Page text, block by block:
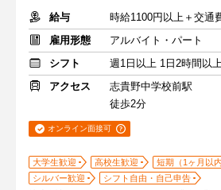
給与
時給1100円以上＋交通
雇用形態
アルバイト・パート
シフト
週1日以上 1日2時間以
アクセス
志貴野中学校前駅
徒歩2分
オンライン面接可
大学生歓迎 高校生歓迎
短期（1ヶ月以内
シルバー歓迎
シフト自由・自己申告